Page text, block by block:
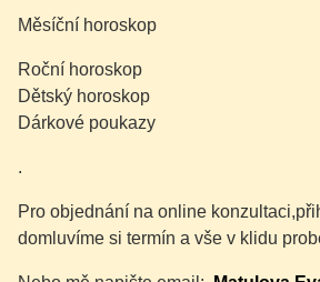
Měsíční horoskop
Roční horoskop
Dětský horoskop
Dárkové poukazy
.
Pro objednání na online
domluvíme si termín a vše v klidu